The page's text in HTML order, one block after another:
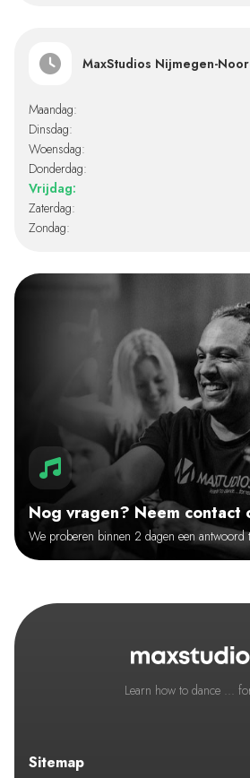
MaxStudios Nijmegen-
Maandag:
Dinsdag:
Woensdag:
Donderdag:
Vrijdag:
Zaterdag:
Zondag:
Nog vragen? Neem contact
We proberen binnen 2 dagen een antwoord
Learn how to dance ...
Sitemap